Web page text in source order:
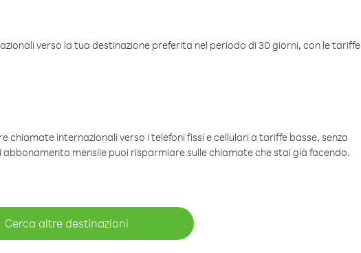
verso la tua destinazione preferita nel periodo di 30 giorni, con le tariffe
internazionali verso i telefoni fissi e cellulari a tariffe basse, senza
mensile puoi risparmiare sulle chiamate che stai già facendo.
Cerca altre destinazioni